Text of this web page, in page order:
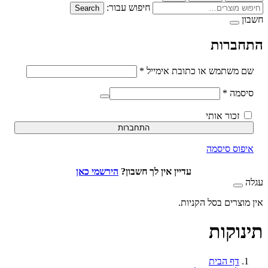
חיפוש עבור: Search
משתמש או כתובת אימייל*חובה
*חובה
זכור אותי
התחברות
סיסמה
עדיין אין לך חשבון?הירשמי כאן
בסל הקניות.
דף הבית